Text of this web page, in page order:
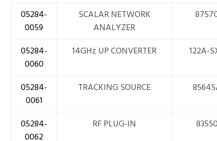
05284-
0059
SCALAR NETWORK
ANALYZER
05284-
0060
14GHz UP CONVERTER 122A-
05284-
0061
TRACKING SOURCE
05284-
0062
RF PLUG-IN